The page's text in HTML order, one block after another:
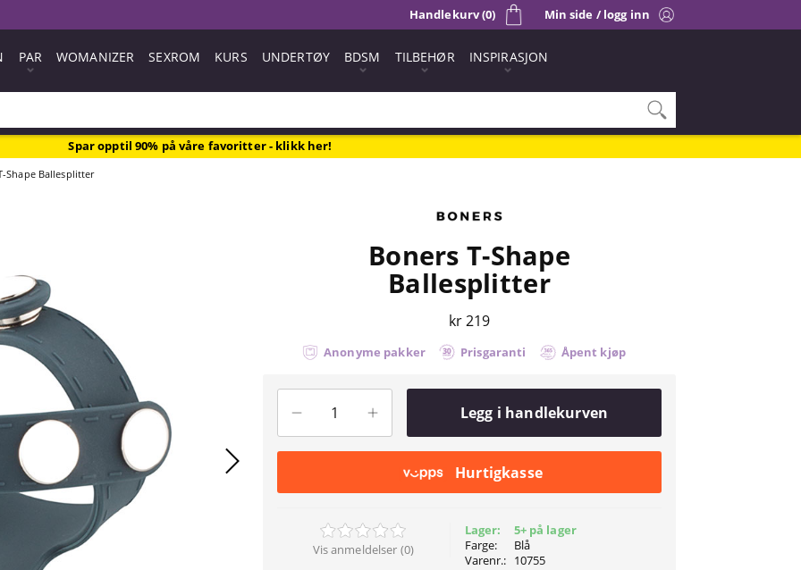
Min side / logg inn
Handlekurv (0)
PAR WOMANIZER SEXROM KURS UNDERTØY BDSM TILBEHØR INSPIRASJON
Spar opptil 90% på våre favoritter - klikk her!
Shape Ballesplitter
Boners T-Shape
Ballesplitter
kr 219
Anonyme pakker Prisgaranti Åpent kjøp
Legg i handlekurven
Hurtigkasse
Vis anmeldelser (0)
Lager:
Farge:
Varenr.:
5+ på lager
Blå
10755